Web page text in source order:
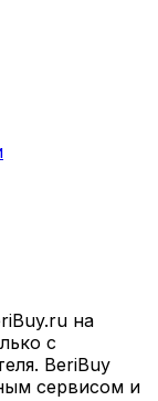
на
с
BeriBuy
сервисом и